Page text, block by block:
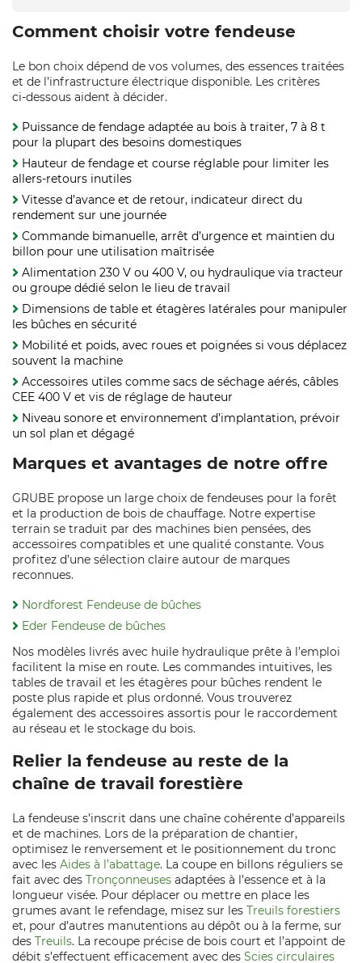
Comment choisir votre fendeuse
Le bon choix dépend de vos volumes, des essences traitées
et de l’infrastructure électrique disponible. Les critères
ci‑dessous aident à décider.
Puissance de fendage adaptée au bois à traiter, 7 à 8 t
pour la plupart des besoins domestiques
Hauteur de fendage et course réglable pour limiter les
allers‑retours inutiles
Vitesse d’avance et de retour, indicateur direct du
rendement sur une journée
Commande bimanuelle, arrêt d’urgence et maintien du
billon pour une utilisation maîtrisée
Alimentation 230 V ou 400 V, ou hydraulique via tracteur
ou groupe dédié selon le lieu de travail
Dimensions de table et étagères latérales pour manipuler
les bûches en sécurité
Mobilité et poids, avec roues et poignées si vous déplacez
souvent la machine
Accessoires utiles comme sacs de séchage aérés, câbles
CEE 400 V et vis de réglage de hauteur
Niveau sonore et environnement d’implantation, prévoir
un sol plan et dégagé
Marques et avantages de notre offre
GRUBE propose un large choix de fendeuses pour la forêt
et la production de bois de chauffage. Notre expertise
terrain se traduit par des machines bien pensées, des
accessoires compatibles et une qualité constante. Vous
profitez d’une sélection claire autour de marques
reconnues.
Nordforest Fendeuse de bûches
Eder Fendeuse de bûches
Nos modèles livrés avec huile hydraulique prête à l’emploi
facilitent la mise en route. Les commandes intuitives, les
tables de travail et les étagères pour bûches rendent le
poste plus rapide et plus ordonné. Vous trouverez
également des accessoires assortis pour le raccordement
au réseau et le stockage du bois.
Relier la fendeuse au reste de la
chaîne de travail forestière
La fendeuse s’inscrit dans une chaîne cohérente d’appareils
et de machines. Lors de la préparation de chantier,
optimisez le renversement et le positionnement du tronc
avec les Aides à l’abattage. La coupe en billons réguliers se
fait avec des Tronçonneuses adaptées à l’essence et à la
longueur visée. Pour déplacer ou mettre en place les
grumes avant le refendage, misez sur les Treuils forestiers
et, pour d’autres manutentions au dépôt ou à la ferme, sur
des Treuils. La recoupe précise de bois court et l’appoint de
débit s’effectuent efficacement avec des Scies circulaires